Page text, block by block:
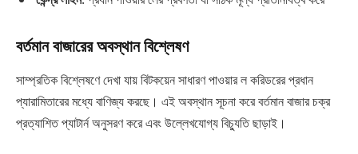
বর্তমান বাজারের অবস্থান বিশ্লেষণ
সাম্প্রতিক বিশ্লেষণে দেখা যায় বিটকয়েন সাধারণ পাওয়ার ল করিডরের প্রধান
প্যারামিতারের মধ্যে বাণিজ্য করছে। এই অবস্থান সূচনা করে বর্তমান বাজার চক্র
প্রত্যাশিত প্যাটার্ন অনুসরণ করে এবং উল্লেখযোগ্য বিচ্যুতি ছাড়াই।